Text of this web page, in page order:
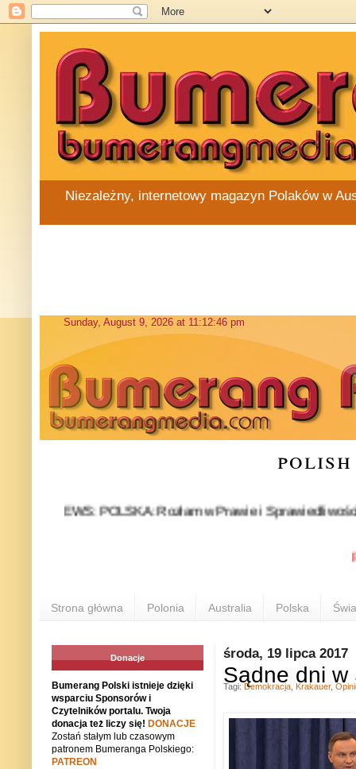
Niezależny, internetowy magazyn Polaków w
NEWS: POLSKA: Rozłam w Prawie i Sprawiedliwości
Strona główna Polonia Australia Polska
środa, 19 lipca 2017
Sądne dni w
Tagi: Demokracja Krakauer,
Donacje
Bumerang Polski istnieje dzięki
wsparciu Sponsorów i
Czytelników portalu. Twoja
donacja też liczy się! DONACJE
Zostań stałym lub czasowym
patronem Bumeranga Polskiego:
PATREON